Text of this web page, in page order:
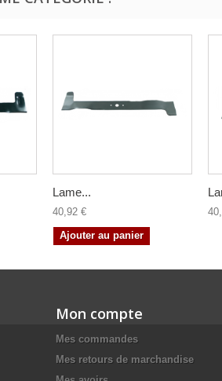
Lame...
40,92 €
Ajouter au panier
Mon compte
Mes commandes
Mes retours de marchandise